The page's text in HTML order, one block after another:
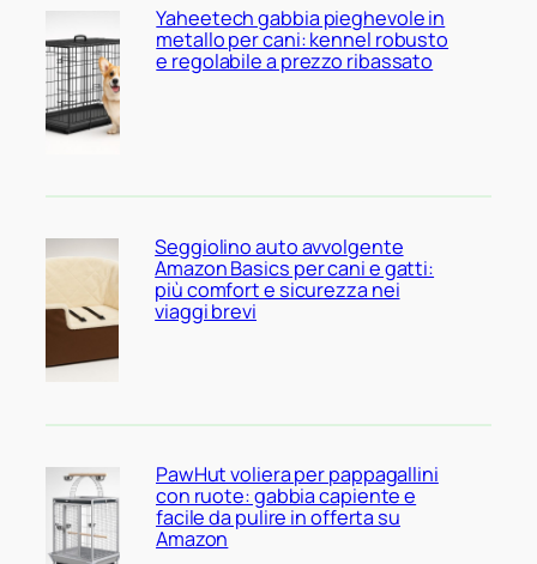
Yaheetech gabbia pieghevole in
metallo per cani: kennel robusto
e regolabile a prezzo ribassato
Seggiolino auto avvolgente
Amazon Basics per cani e gatti:
più comfort e sicurezza nei
viaggi brevi
PawHut voliera per pappagallini
con ruote: gabbia capiente e
facile da pulire in offerta su
Amazon